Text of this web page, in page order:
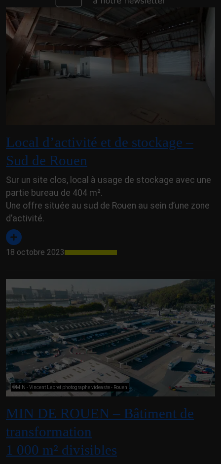
Local d’activité et de stockage –
Sud de Rouen
Sur un site clos, local à usage de stockage avec une
partie bureau de 404 m².
Une offre située au sud de Rouen au sein d’une zone
d’activité.
18 octobre 2023
©MIN - Vincent Lebret photographe videaste - Rouen
MIN DE ROUEN – Bâtiment de
transformation
1 000 m² divisibles